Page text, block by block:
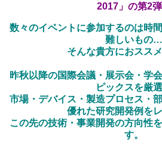
2017」の第2弾
数々のイベントに参加するのは時
難しいもの…
そんな貴方におスス
昨秋以降の国際会議・展示会・学
ピックスを厳
市場・デバイス・製造プロセス・
優れた研究開発例をレ
この先の技術・事業開発の方向性
す。